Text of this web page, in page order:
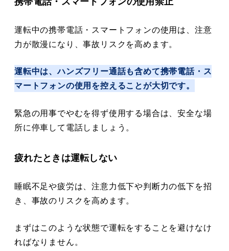
運転中の携帯電話・スマートフォンの使用は、注意
力が散漫になり、事故リスクを高めます。
運転中は、ハンズフリー通話も含めて携帯電話・ス
マートフォンの使用を控えることが大切です。
緊急の用事でやむを得ず使用する場合は、安全な場
所に停車して電話しましょう。
疲れたときは運転しない
睡眠不足や疲労は、注意力低下や判断力の低下を招
き、事故のリスクを高めます。
まずはこのような状態で運転をすることを避けなけ
ればなりません。